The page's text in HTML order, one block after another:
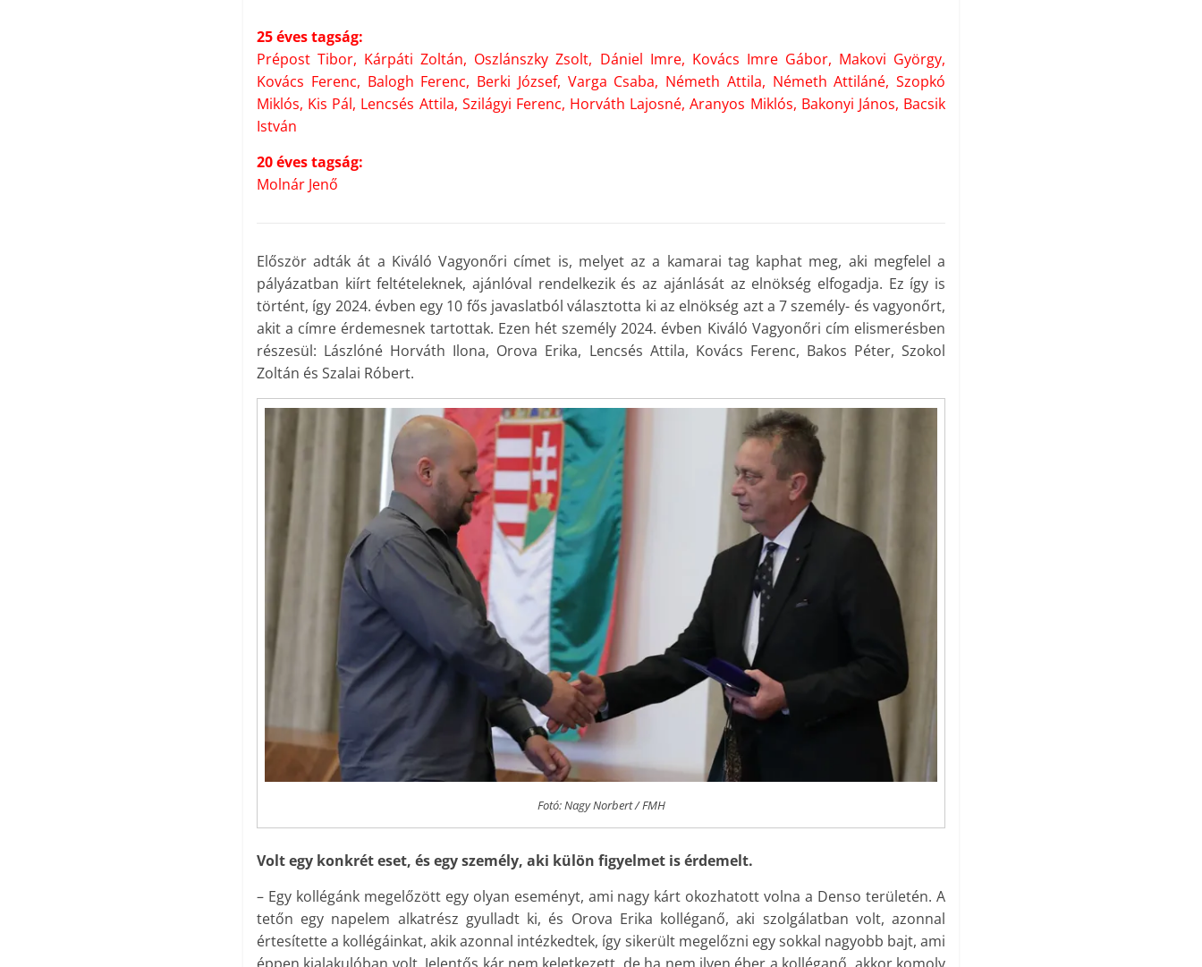
25 éves tagság:
Prépost Tibor, Kárpáti Zoltán, Oszlánszky Zsolt, Dániel Imre, Kovács Imre Gábor, Makovi György,
Kovács Ferenc, Balogh Ferenc, Berki József, Varga Csaba, Németh Attila, Németh Attiláné, Szopkó
Miklós, Kis Pál, Lencsés Attila, Szilágyi Ferenc, Horváth Lajosné, Aranyos Miklós, Bakonyi János, Bacsik
István
20 éves tagság:
Molnár Jenő
Először adták át a Kiváló Vagyonőri címet is, melyet az a kamarai tag kaphat meg, aki megfelel a
pályázatban kiírt feltételeknek, ajánlóval rendelkezik és az ajánlását az elnökség elfogadja. Ez így is
történt, így 2024. évben egy 10 fős javaslatból választotta ki az elnökség azt a 7 személy- és vagyonőrt,
akit a címre érdemesnek tartottak. Ezen hét személy 2024. évben Kiváló Vagyonőri cím elismerésben
részesül: Lászlóné Horváth Ilona, Orova Erika, Lencsés Attila, Kovács Ferenc, Bakos Péter, Szokol
Zoltán és Szalai Róbert.
Fotó: Nagy Norbert / FMH
Volt egy konkrét eset, és egy személy, aki külön figyelmet is érdemelt.
– Egy kollégánk megelőzött egy olyan eseményt, ami nagy kárt okozhatott volna a Denso területén. A
tetőn egy napelem alkatrész gyulladt ki, és Orova Erika kolléganő, aki szolgálatban volt, azonnal
értesítette a kollégáinkat, akik azonnal intézkedtek, így sikerült megelőzni egy sokkal nagyobb bajt, ami